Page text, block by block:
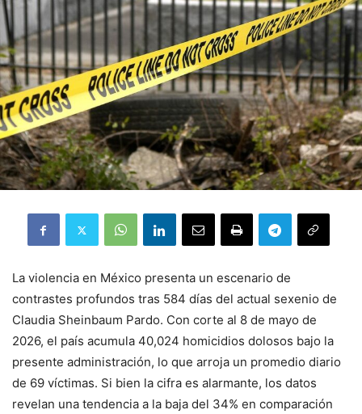
La violencia en México presenta un escenario de
contrastes profundos tras 584 días del actual sexenio de
Claudia Sheinbaum Pardo. Con corte al 8 de mayo de
2026, el país acumula 40,024 homicidios dolosos bajo la
presente administración, lo que arroja un promedio diario
de 69 víctimas. Si bien la cifra es alarmante, los datos
revelan una tendencia a la baja del 34% en comparación